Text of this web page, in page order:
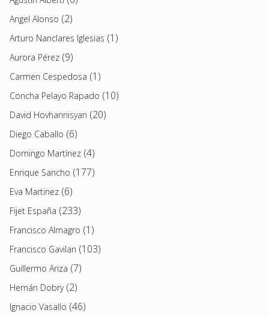
Angel Alonso (2)
Arturo Nanclares Iglesias (1)
Aurora Pérez (9)
Carmen Cespedosa (1)
Concha Pelayo Rapado (10)
David Hovhannisyan (20)
Diego Caballo (6)
Domingo Martínez (4)
Enrique Sancho (177)
Eva Martinez (6)
Fijet España (233)
Francisco Almagro (1)
Francisco Gavilan (103)
Guillermo Ariza (7)
Hernán Dobry(2)
Ignacio Vasallo (46)